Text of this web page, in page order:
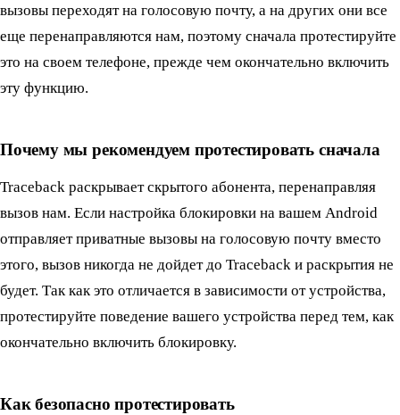
вызовы переходят на голосовую почту, а на других они все
еще перенаправляются нам, поэтому сначала протестируйте
это на своем телефоне, прежде чем окончательно включить
эту функцию.
Почему мы рекомендуем протестировать сначала
Traceback раскрывает скрытого абонента, перенаправляя
вызов нам. Если настройка блокировки на вашем Android
отправляет приватные вызовы на голосовую почту вместо
этого, вызов никогда не дойдет до Traceback и раскрытия не
будет. Так как это отличается в зависимости от устройства,
протестируйте поведение вашего устройства перед тем, как
окончательно включить блокировку.
Как безопасно протестировать